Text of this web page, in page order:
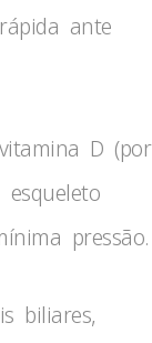
ante
D (por
pressão.
biliares,